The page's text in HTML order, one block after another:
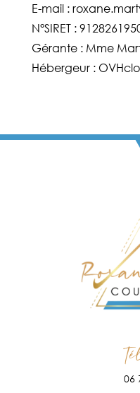
E-mail :
N°SIRET :
Gérante : Mme
Hébergeur :
06